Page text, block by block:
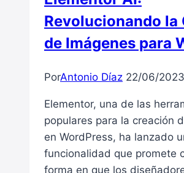
Revolucionando la
de Imágenes para
PorAntonio Díaz 22/06/2023
Elementor, una de las
populares para la creación
en WordPress, ha lanzado
funcionalidad que promete
forma en que los